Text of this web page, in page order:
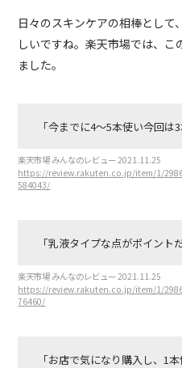
日々のスキンケアの相棒とし
しいですね。楽天市場では、
ました。
「今までに4～5本使い今回は
楽天市場 みんなのレビュー 2021.11.25
https://review.rakuten.co.jp/item/1/
584043/
「乳液タイプな点がポイント
楽天市場 みんなのレビュー 2021.11.25
https://review.rakuten.co.jp/item/1/
76460/
「お店で気になり購入し、1